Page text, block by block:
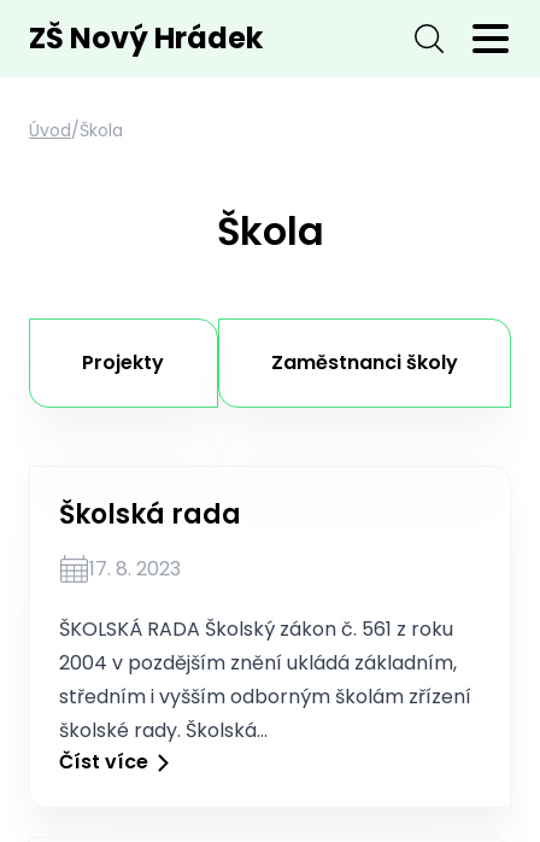
ZŠ Nový Hrádek
Úvod/Škola
Škola
Projekty Zaměstnanci školy
Školská rada
17. 8. 2023
ŠKOLSKÁ RADA Školský zákon č. 561 z roku
2004 v pozdějším znění ukládá základním,
středním i vyšším odborným školám zřízení
školské rady. Školská…
Číst více